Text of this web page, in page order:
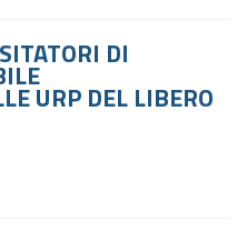
DI
URP DEL LIBERO